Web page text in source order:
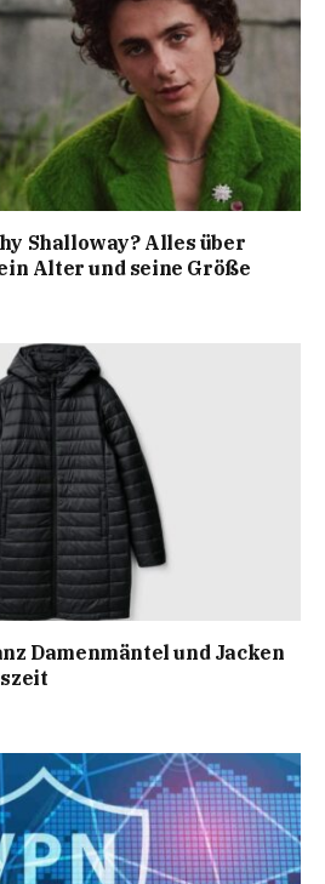
Shalloway? Alles über
Alter und seine Größe
Damenmäntel und Jacken